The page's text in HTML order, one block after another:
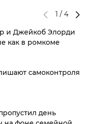
1 / 4
и Джейкоб Элорди
как в ромкоме
самоконтроля
день